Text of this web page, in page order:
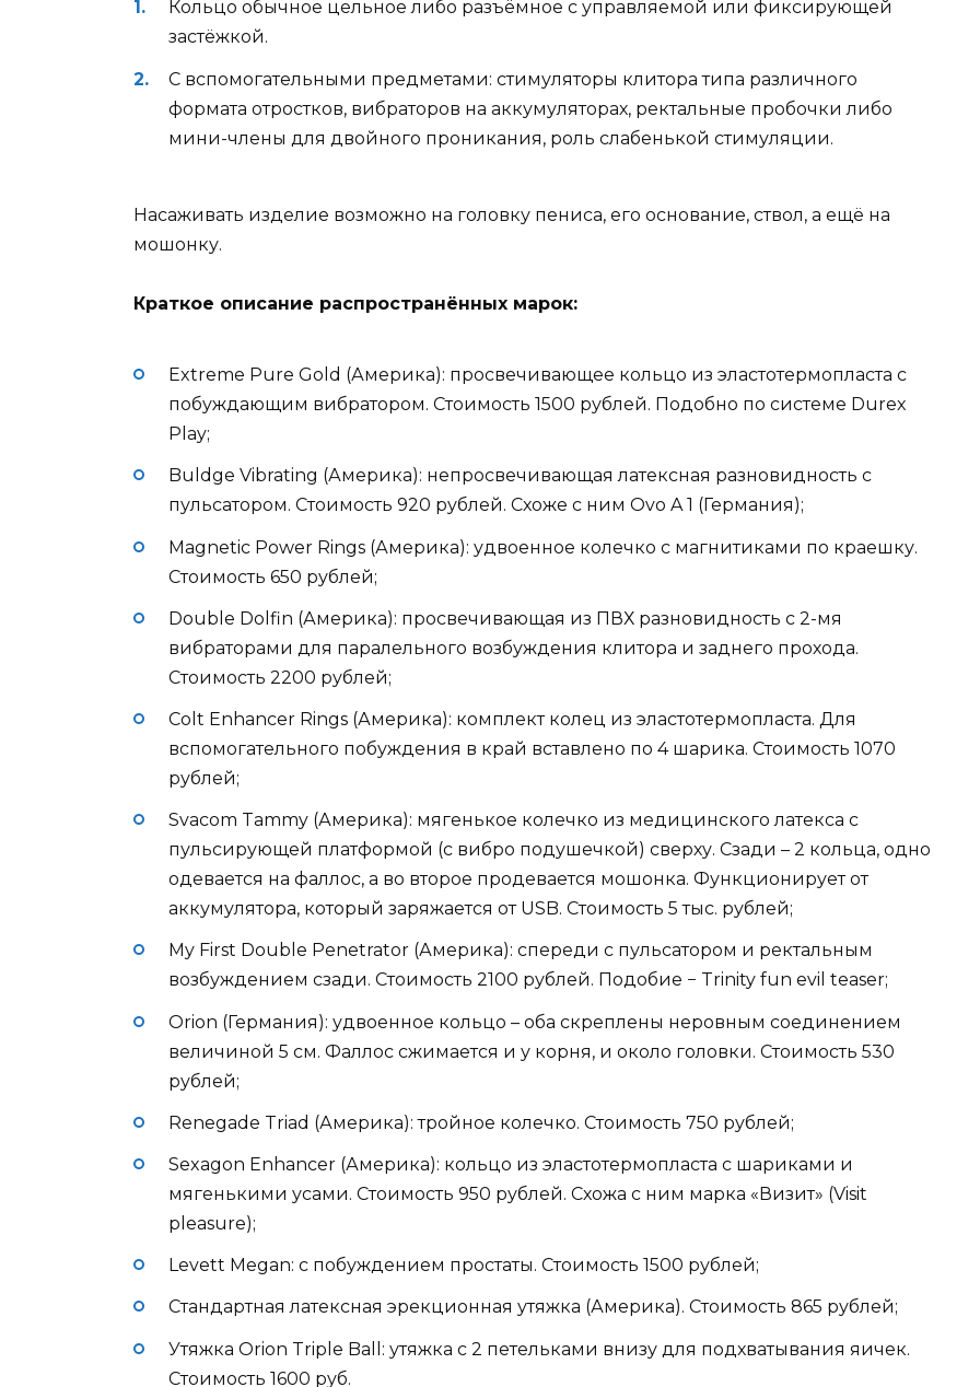
Кольцо обычное цельное либо разъёмное с управляемой или фиксирующей
застёжкой.
С вспомогательными предметами: стимуляторы клитора типа различного
формата отростков, вибраторов на аккумуляторах, ректальные пробочки либо
мини-члены для двойного проникания, роль слабенькой стимуляции.
Насаживать изделие возможно на головку пениса, его основание, ствол, а ещё на
мошонку.
Краткое описание распространённых марок:
Extreme Pure Gold (Америка): просвечивающее кольцо из эластотермопласта с
побуждающим вибратором. Стоимость 1500 рублей. Подобно по системе Durex
Play;
Buldge Vibrating (Америка): непросвечивающая латексная разновидность с
пульсатором. Стоимость 920 рублей. Схоже с ним Ovo A 1 (Германия);
Magnetic Power Rings (Америка): удвоенное колечко с магнитиками по краешку.
Стоимость 650 рублей;
Double Dolfin (Америка): просвечивающая из ПВХ разновидность с 2-мя
вибраторами для паралельного возбуждения клитора и заднего прохода.
Стоимость 2200 рублей;
Colt Enhancer Rings (Америка): комплект колец из эластотермопласта. Для
вспомогательного побуждения в край вставлено по 4 шарика. Стоимость 1070
рублей;
Svacom Tammy (Америка): мягенькое колечко из медицинского латекса с
пульсирующей платформой (с вибро подушечкой) сверху. Сзади – 2 кольца, одно
одевается на фаллос, а во второе продевается мошонка. Функционирует от
аккумулятора, который заряжается от USB. Стоимость 5 тыс. рублей;
My First Double Penetrator (Америка): спереди с пульсатором и ректальным
возбуждением сзади. Стоимость 2100 рублей. Подобие − Trinity fun evil teaser;
Orion (Германия): удвоенное кольцо – оба скреплены неровным соединением
величиной 5 см. Фаллос сжимается и у корня, и около головки. Стоимость 530
рублей;
Renegade Triad (Америка): тройное колечко. Стоимость 750 рублей;
Sexagon Enhancer (Америка): кольцо из эластотермопласта с шариками и
мягенькими усами. Стоимость 950 рублей. Схожа с ним марка «Визит» (Visit
pleasure);
Levett Megan: с побуждением простаты. Стоимость 1500 рублей;
Стандартная латексная эрекционная утяжка (Америка). Стоимость 865 рублей;
Утяжка Orion Triple Ball: утяжка с 2 петельками внизу для подхватывания яичек.
Стоимость 1600 руб.